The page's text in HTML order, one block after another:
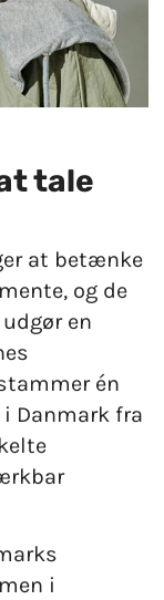
tale
at betænke
og de
en
én
Danmark fra
i